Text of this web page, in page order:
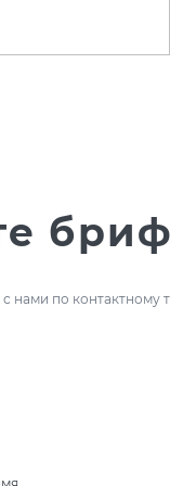
бриф
с нами по контактному